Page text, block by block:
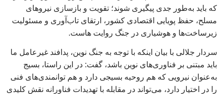
که باید به‌طور جدی پیگیری شوند؛ تقویت و بازسازی نیروهای
مسلح، حفظ پویایی اقتصادی کشور، ارتقای تاب‌آوری و مسئولیت
زیرساخت‌ها و هوشیاری در جنگ روایت هاست.
سردار جلالی با بیان اینکه با توجه به جنگ نوین، پدافند غیرعامل ما
باید مبتنی بر فناوری‌های نوین باشد، گفت: در این راستا، بسیج
به‌عنوان نیرویی که هم روحیه بسیجی دارد و هم توانمندی‌های فنی
را در اختیار دارد، می‌تواند در مقابله با تهدیدات فناورانه نقش کلیدی